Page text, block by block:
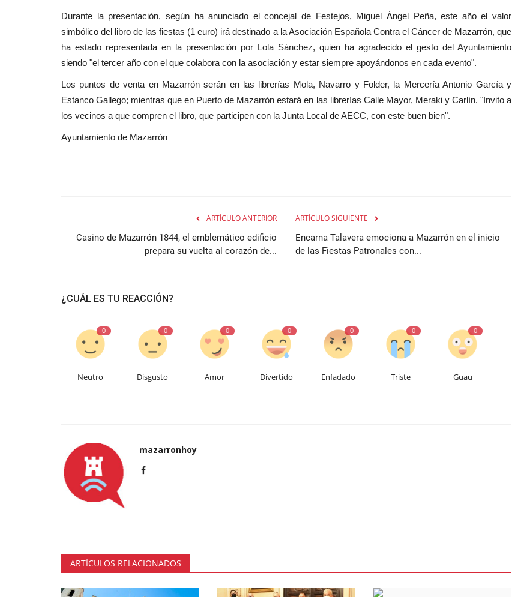
Durante la presentación, según ha anunciado el concejal de Festejos, Miguel Ángel Peña, este año el valor
simbólico del libro de las fiestas (1 euro) irá destinado a la Asociación Española Contra el Cáncer de Mazarrón, que
ha estado representada en la presentación por Lola Sánchez, quien ha agradecido el gesto del Ayuntamiento
siendo "el tercer año con el que colabora con la asociación y estar siempre apoyándonos en cada evento".
Los puntos de venta en Mazarrón serán en las librerías Mola, Navarro y Folder, la Mercería Antonio García y
Estanco Gallego; mientras que en Puerto de Mazarrón estará en las librerías Calle Mayor, Meraki y Carlín. "Invito a
los vecinos a que compren el libro, que participen con la Junta Local de AECC, con este buen bien".
Ayuntamiento de Mazarrón
ARTÍCULO ANTERIOR
Casino de Mazarrón 1844, el emblemático edificio
prepara su vuelta al corazón de...
ARTÍCULO SIGUIENTE
Encarna Talavera emociona a Mazarrón en el inicio
de las Fiestas Patronales con...
¿CUÁL ES TU REACCIÓN?
0
Neutro
0
Disgusto
0
Amor
0
Divertido
0
Enfadado
0
Triste
0
Guau
mazarronhoy
ARTÍCULOS RELACIONADOS